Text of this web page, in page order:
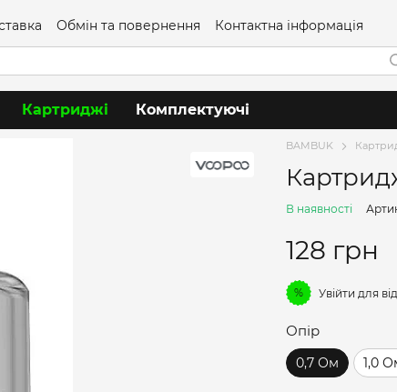
Обмін та повернення
Контактна інформація
Картриджі Комплектуючі
BAMBUK
В наявності
128 грн
% Увійти для
Опір
0,7 Ом 1,0